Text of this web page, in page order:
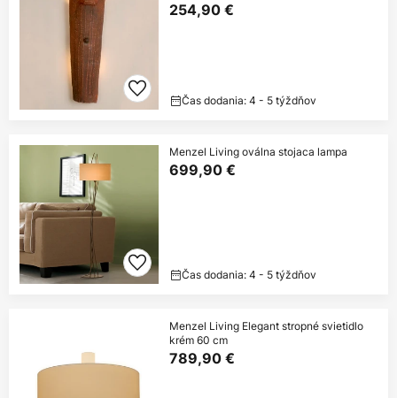
254,90 €
Čas dodania: 4 - 5 týždňov
Menzel Living oválna stojaca lampa
699,90 €
Čas dodania: 4 - 5 týždňov
Menzel Living Elegant stropné svietidlo
krém 60 cm
789,90 €